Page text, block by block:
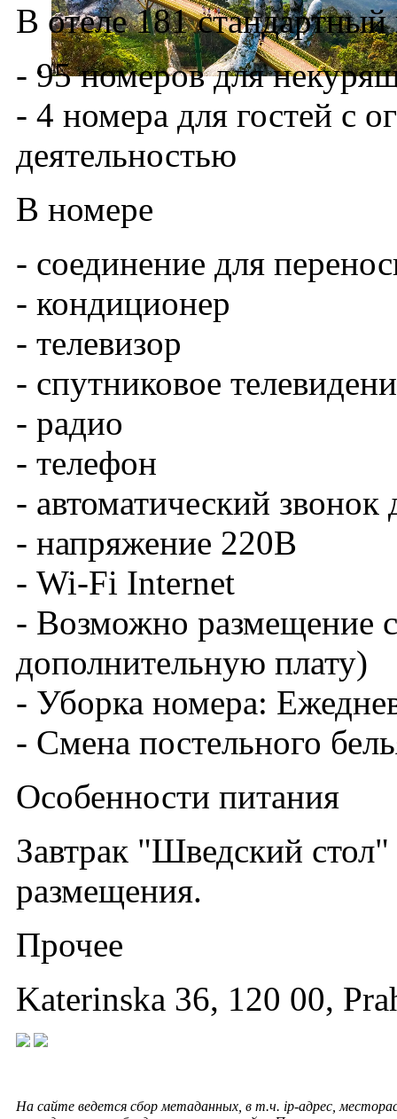
В отеле 181
- 95 номеров для
- 4 номера для гостей с
деятельностью
В номере
- соединение для
- кондиционер
- телевизор
- спутниковое
- радио
- телефон
- автоматический
- напряжение 220В
- Wi-Fi Internet
- Возможно размещение
дополнительную плату)
- Уборка номера:
- Смена постельного
Особенности питания
Завтрак "Шведский
размещения.
Прочее
Katerinska 36, 120 00,
На сайте ведется сбор метаданных, в т.ч. ip-адрес,